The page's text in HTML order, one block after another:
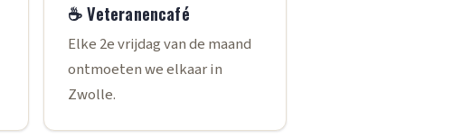
☕ Veteranencafé
Elke 2e vrijdag van de maand
ontmoeten we elkaar in
Zwolle.